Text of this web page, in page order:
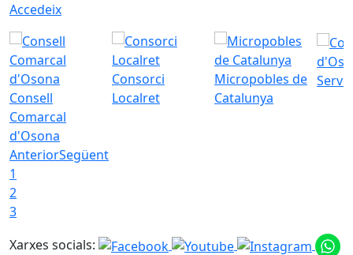
Accedeix
Consell
Comarcal
d'Osona
Consorci
Localret
Micropobles de
Catalunya
AnteriorSegüent
1
2
3
Xarxes socials: